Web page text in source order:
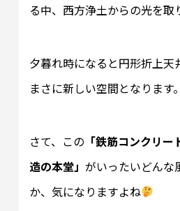
る中、西方浄土からの光を取
夕暮れ時になると円形折上天
まさに新しい空間となります。
さて、この 「鉄筋コンクリ
造の本堂」 がいったいどんな
か、気になりますよね